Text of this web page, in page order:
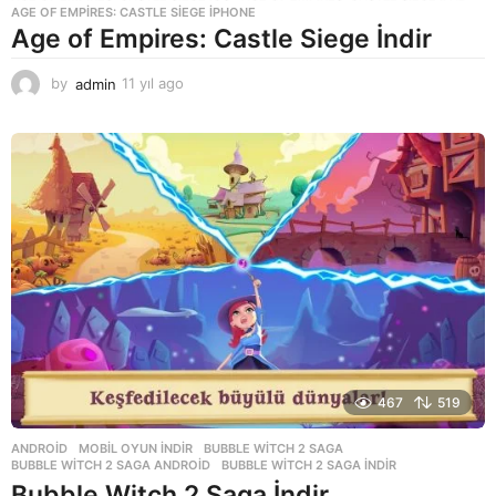
AGE OF EMPIRES: CASTLE SIEGE IPHONE
Age of Empires: Castle Siege İndir
by admin 11 yıl ago
a
g
o
467 519
ANDROID ,MOBIL OYUN INDIR BUBBLE WITCH 2 SAGA
BUBBLE WITCH 2 SAGA ANDROID
,BUBBLE WITCH 2 SAGA INDIR